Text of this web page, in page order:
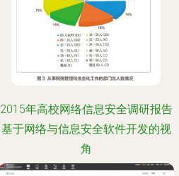
2015年高校网络信息安全调研报告
基于网络与信息安全软件开发的视
角